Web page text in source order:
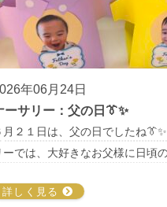
年06月24日
ーサリー：父の日👔✨
月２１日は、父の日でしたね
ーでは、大好きなお父様に日頃
詳しく見る